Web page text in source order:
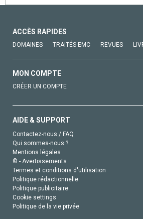
ACCÈS RAPIDES
DOMAINES TRAITÉS EMC REVUES
MON COMPTE
CRÉER UN COMPTE
AIDE & SUPPORT
Contactez-nous / FAQ
Qui sommes-nous ?
Mentions légales
© - Avertissements
Termes et conditions d'utilisation
Politique rédactionnelle
Politique publicitaire
Cookie settings
Politique de la vie privée